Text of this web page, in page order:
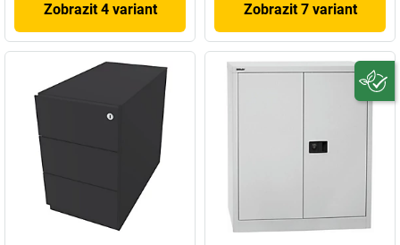
Zobrazit 4 variant Zobrazit 7 variant